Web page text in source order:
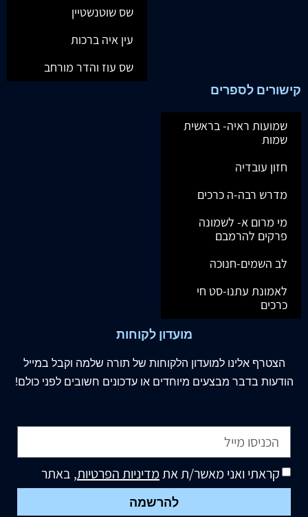
שס שוטנשטיין
עין איה ברכות
שס עוז והדר מורחב
קישורים לספרים
שמועות ראיה- בראשית
שמות
חזון עובדיה
מדרש רבה-ה כרכים
מי מרום א- לשמונה
פרקים להרמבם
לב השמים-חנוכה
לאמונת עתנו-סט חי
כרכים
מועדון לקוחות
הצטרף אלינו למועדון הלקוחות של תורה שלמה וקבל במייל
הודעות בדבר מבצעים מיוחדים או עדכונים חשובים לפני כולם!
קראתי ואני מאשר/ת אתמדיניות הפרטיות, באתר
להרשמה